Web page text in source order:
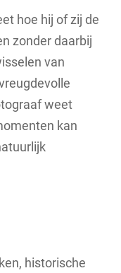
hoe hij of zij de
zonder daarbij
van
weet
kan
historische